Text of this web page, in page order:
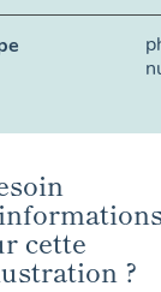
cette
?